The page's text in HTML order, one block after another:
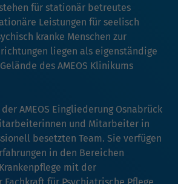
für stationär betreutes
Leistungen für seelisch
kranke Menschen zur
liegen als eigenständige
des AMEOS Klinikums
AMEOS Eingliederung Osnabrück
und Mitarbeiter in
besetzten Team. Sie verfügen
in den Bereichen
mit der